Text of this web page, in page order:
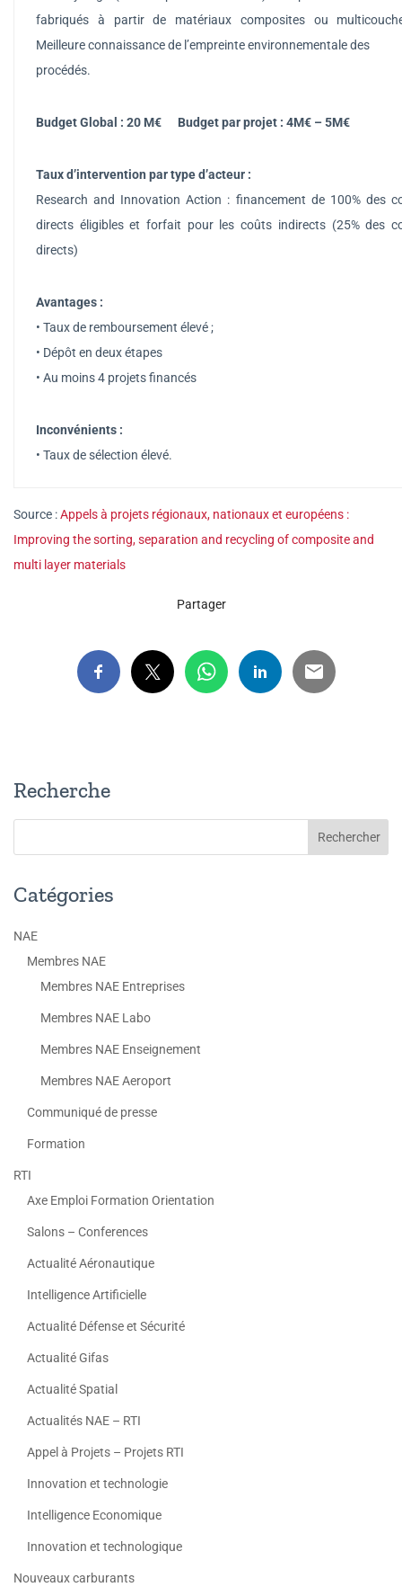
fabriqués à partir de matériaux composites ou
Meilleure connaissance de l’empreinte environnementale des
procédés.
Budget Global : 20 M€ Budget par projet : 4M€ – 5M€
Taux d’intervention par type d’acteur :
Research and Innovation Action : financement de 100% des
directs éligibles et forfait pour les coûts indirects (25% des
directs)
Avantages :
• Taux de remboursement élevé ;
• Dépôt en deux étapes
• Au moins 4 projets financés
Inconvénients :
• Taux de sélection élevé.
Source :Appels à projets régionaux, nationaux et européens :
Improving the sorting, separation and recycling of composite and
multi layer materials
Partager
Recherche
Catégories
NAE
Membres NAE
Membres NAE Entreprises
Membres NAE Labo
Membres NAE Enseignement
Membres NAE Aeroport
Communiqué de presse
Formation
RTI
Axe Emploi Formation Orientation
Salons – Conferences
Actualité Aéronautique
Intelligence Artificielle
Actualité Défense et Sécurité
Actualité Gifas
Actualité Spatial
Actualités NAE – RTI
Appel à Projets – Projets RTI
Innovation et technologie
Intelligence Economique
Innovation et technologique
Nouveaux carburants